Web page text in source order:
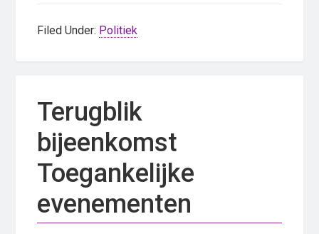
Filed Under: Politiek
Terugblik
bijeenkomst
Toegankelijke
evenementen